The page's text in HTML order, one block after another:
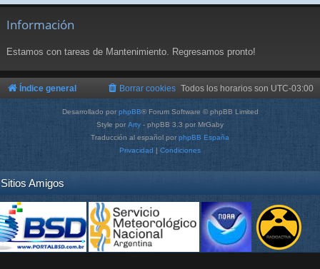
Información
Estamos con tareas de Mantenimiento. Regresamos pronto!
Índice general Todos los horarios son UTC-03:00
Borrar cookies
Desarrollado por phpBB® Forum Software © phpBB Limited
Style por Arty - phpBB 3.3 por MrGaby
Traducción al español por phpBB España
Privacidad | Condiciones
Sitios Amigos